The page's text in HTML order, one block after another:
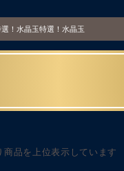
選！水晶玉特選！水晶玉
商品を上位表示しています